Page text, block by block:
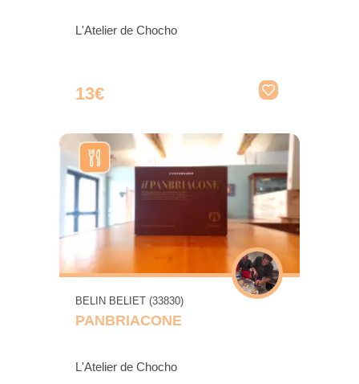
L'Atelier de Chocho
13€
BELIN BELIET (33830)
PANBRIACONE
L'Atelier de Chocho